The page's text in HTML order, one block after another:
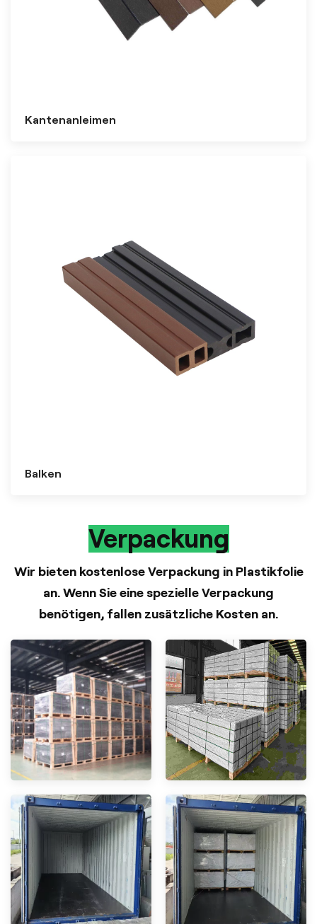
Kantenanleimen
Balken
Verpackung
Wir bieten kostenlose Verpackung in Plastikfolie
an. Wenn Sie eine spezielle Verpackung
benötigen, fallen zusätzliche Kosten an.